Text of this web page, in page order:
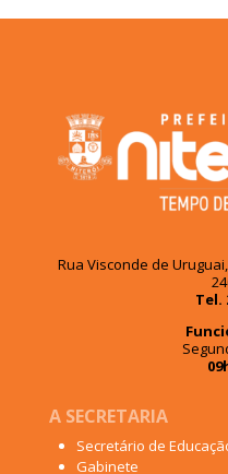
Rua Visconde de Uruguai,
Tel.
A SECRETARIA
Secretário de
Gabinete